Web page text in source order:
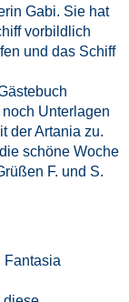
Gabi. Sie hat
vorbildlich
und das Schiff
Unterlagen
der Artania zu.
schöne Woche
F. und S.
Fantasia